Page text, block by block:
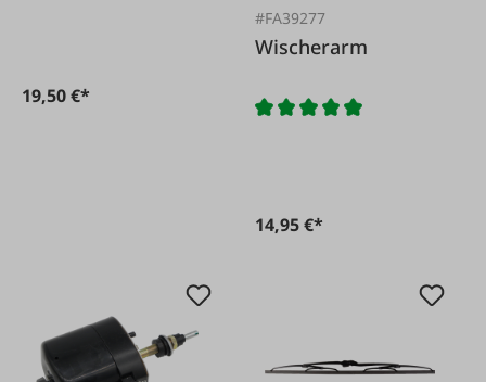
19,50 €*
#FA39277
Wischerarm
14,95 €*